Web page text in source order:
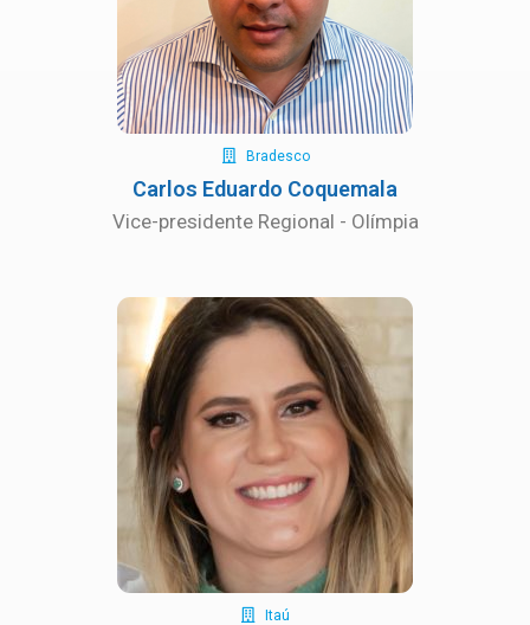
Bradesco
Carlos Eduardo Coquemala
Vice-presidente Regional - Olímpia
Itaú